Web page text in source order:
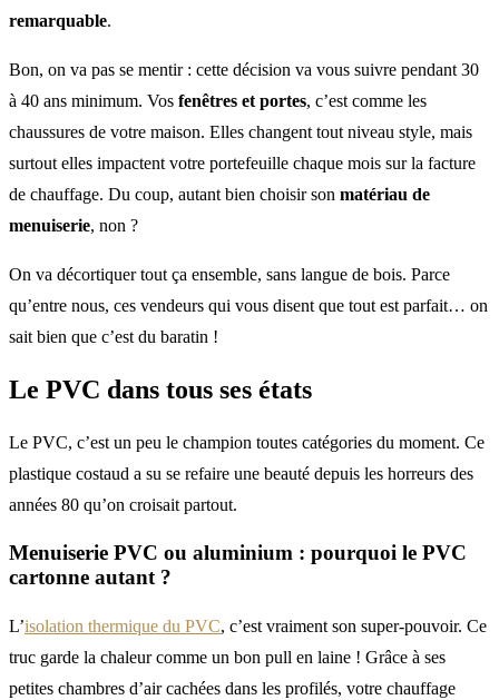
remarquable.
Bon, on va pas se mentir : cette décision va vous suivre pendant 30
à 40 ans minimum. Vos fenêtres et portes, c’est comme les
chaussures de votre maison. Elles changent tout niveau style, mais
surtout elles impactent votre portefeuille chaque mois sur la facture
de chauffage. Du coup, autant bien choisir son matériau de
menuiserie, non ?
On va décortiquer tout ça ensemble, sans langue de bois. Parce
qu’entre nous, ces vendeurs qui vous disent que tout est parfait… on
sait bien que c’est du baratin !
Le PVC dans tous ses états
Le PVC, c’est un peu le champion toutes catégories du moment. Ce
plastique costaud a su se refaire une beauté depuis les horreurs des
années 80 qu’on croisait partout.
Menuiserie PVC ou aluminium : pourquoi le PVC
cartonne autant ?
L’isolation thermique du PVC, c’est vraiment son super-pouvoir. Ce
truc garde la chaleur comme un bon pull en laine ! Grâce à ses
petites chambres d’air cachées dans les profilés, votre chauffage